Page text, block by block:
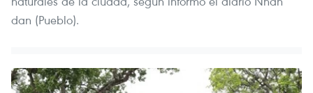
dan (Pueblo).